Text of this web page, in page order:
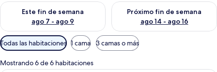
Este fin de semana
ago 7 - ago 9
Consulta la disponibilidad para este fin de semana ago 7 -
Próximo fin de semana
ago 14 - ago 16
Consulta la disponibilidad
Filtros
disponibles
para
Todas las habitaciones 1 cama 3 camas o más
Mostrando 6 de 6 habitaciones